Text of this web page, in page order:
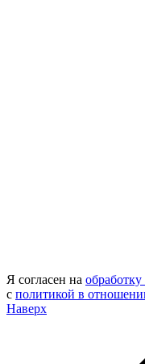
Я согласен на
с политикой в
Наверх